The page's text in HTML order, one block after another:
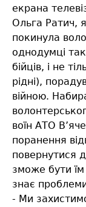
екрана
Ольга Ратич,
покинула
однодумці
бійців, і не
рідні),
війною.
воїн АТО
поранення
повернутися
зможе бути їм
знає
- Ми